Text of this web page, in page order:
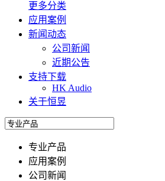
更多分类
应用案例
新闻动态
公司新闻
近期公告
支持下载
HK Audio
关于恒昱
专业产品
应用案例
公司新闻